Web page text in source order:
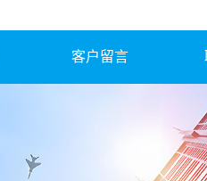
客户留言